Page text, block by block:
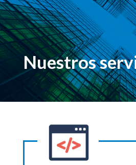
Nuestros